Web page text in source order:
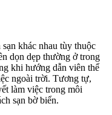
khác nhau tùy thuộc
dọn dẹp thường ở trong
khi hướng dẫn viên thể
ngoài trời. Tương tự,
làm việc trong môi
sạn bờ biển.